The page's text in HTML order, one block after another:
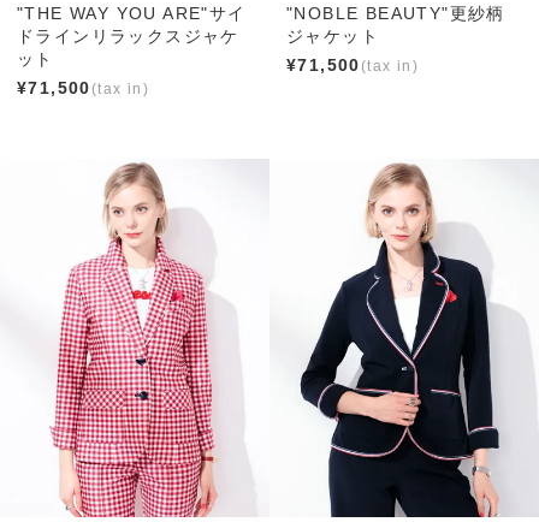
"THE WAY YOU ARE"サイ
ドラインリラックスジャケ
ット
¥71,500
"NOBLE BEAUTY"更紗柄
ジャケット
¥71,500